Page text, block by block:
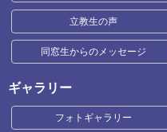
立教生の声
同窓生からのメッセージ
ギャラリー
フォトギャラリー